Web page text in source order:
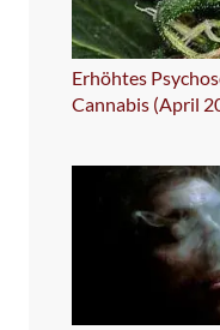
Erhöhtes
Cannabis (April